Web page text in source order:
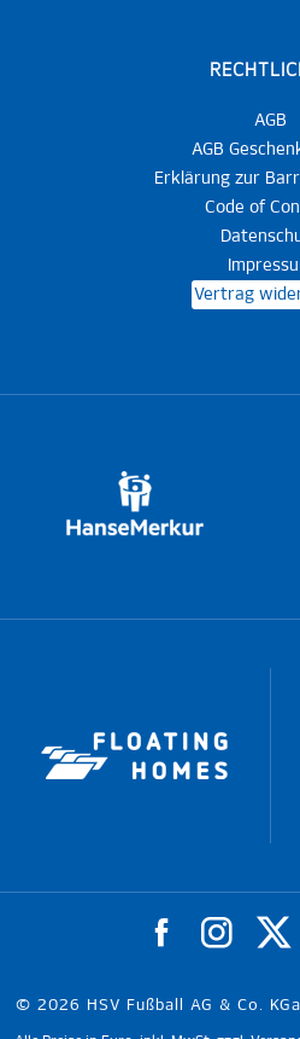
AGB
AGB
Erklärung zur
Code of
Vertrag
© 2026 HSV Fußball AG & Co.